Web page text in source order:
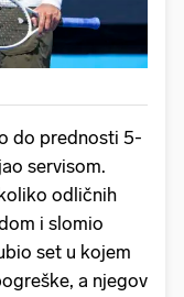
do prednosti 5-
servisom.
odličnih
i slomio
set u kojem
a njegov